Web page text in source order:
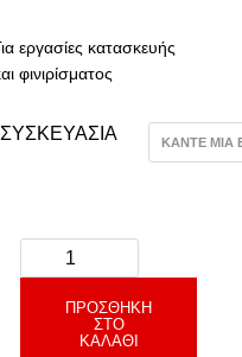
εργασίες κατασκευής
φινιρίσματος
ΣΥΣΚΕΥΑΣΙΑ
ΠΡΟΣΘΉΚΗ
ΣΤΟ
ΚΑΛΆΘΙ